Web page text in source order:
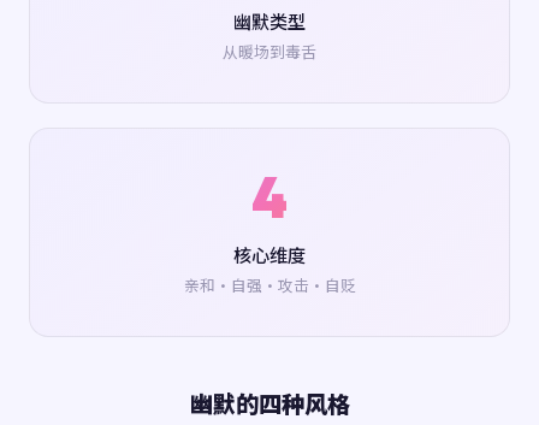
幽默类型
从暖场到毒舌
4
核心维度
亲和·自强·攻击·自贬
幽默的四种风格